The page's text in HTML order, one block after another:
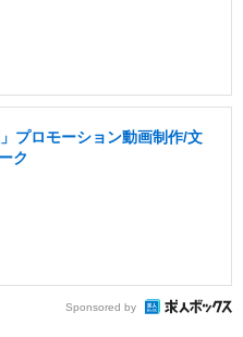
プロモーション動画制作/文
ク
Sponsored by